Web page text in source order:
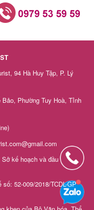
94 Hà Huy Tập, P. Lý
Bảo, Phường Tuy Hoà, Tỉnh
kế hoạch và đầu tư tỉnh
52-009/2018/TCDL-GP